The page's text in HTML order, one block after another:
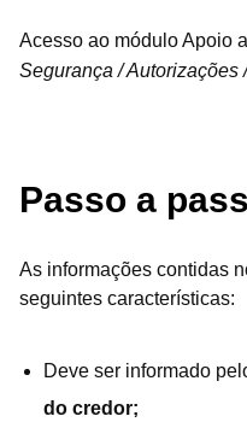
Acesso ao módulo Apoio
Segurança / Autorizações
Passo a
As informações contidas
seguintes características:
Deve ser informado
do credor;